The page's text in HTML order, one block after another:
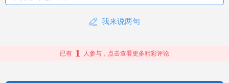
我来说两句
已有 1 人参与，点击查看更多精彩评论